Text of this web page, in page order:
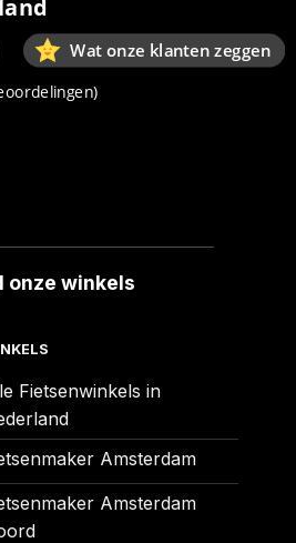
Wat onze klanten zeggen
onze winkels
Fietsenwinkels in
Amsterdam
Amsterdam